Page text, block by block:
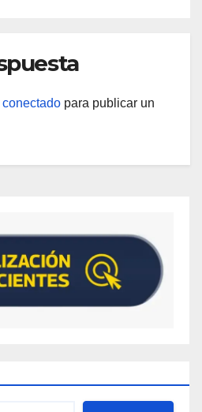
conectado para publicar un